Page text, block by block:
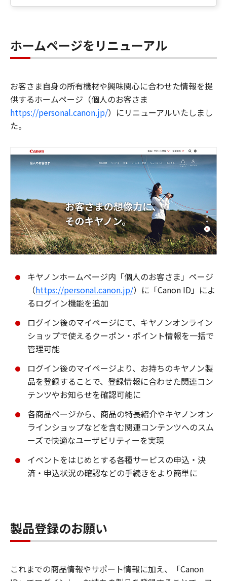
ホームページをリニューアル
お客さま自身の所有機材や興味関心に合わせた情報を提
供するホームページ（個人のお客さま
https://personal.canon.jp/）にリニューアルいたしまし
た。
キヤノンホームページ内「個人のお客さま」ページ
（https://personal.canon.jp/）に「Canon ID」によ
るログイン機能を追加
ログイン後のマイページにて、キヤノンオンライン
ショップで使えるクーポン・ポイント情報を一括で
管理可能
ログイン後のマイページより、お持ちのキヤノン製
品を登録することで、登録情報に合わせた関連コン
テンツやお知らせを確認可能に
各商品ページから、商品の特長紹介やキヤノンオン
ラインショップなどを含む関連コンテンツへのスム
ーズで快適なユーザビリティーを実現
イベントをはじめとする各種サービスの申込・決
済・申込状況の確認などの手続きをより簡単に
製品登録のお願い
これまでの商品情報やサポート情報に加え、「Canon